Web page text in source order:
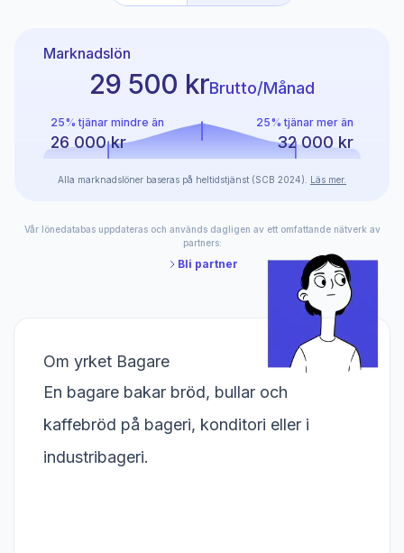
Marknadslön
29 500 krBrutto/Månad
25% tjänar mindre än
26 000 kr
25% tjänar mer än
32 000 kr
Alla marknadslöner baseras på heltidstjänst (SCB 2024). Läs mer.
Vår lönedatabas uppdateras och används dagligen av ett omfattande nätverk av
partners:
Bli partner
Om yrket Bagare
En bagare bakar bröd, bullar och
kaffebröd på bageri, konditori eller i
industribageri.